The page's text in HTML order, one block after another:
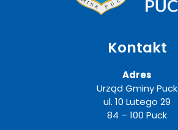
Kontakt
Adres
Urząd Gminy Puck
ul. 10 Lutego 29
84 – 100 Puck